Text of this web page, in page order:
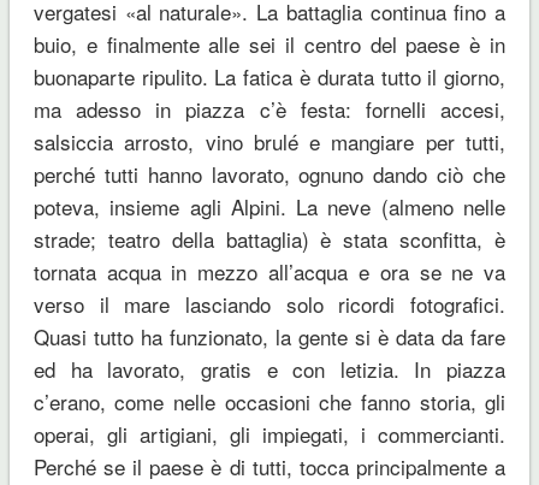
vergatesi «al naturale». La battaglia continua fino a
buio, e finalmente alle sei il centro del paese è in
buonaparte ripulito. La fatica è durata tutto il giorno,
ma adesso in piazza c’è festa: fornelli accesi,
salsiccia arrosto, vino brulé e mangiare per tutti,
perché tutti hanno lavorato, ognuno dando ciò che
poteva, insieme agli Alpini. La neve (almeno nelle
strade; teatro della battaglia) è stata sconfitta, è
tornata acqua in mezzo all’acqua e ora se ne va
verso il mare lasciando solo ricordi fotografici.
Quasi tutto ha funzionato, la gente si è data da fare
ed ha lavorato, gratis e con letizia. In piazza
c’erano, come nelle occasioni che fanno storia, gli
operai, gli artigiani, gli impiegati, i commercianti.
Perché se il paese è di tutti, tocca principalmente a